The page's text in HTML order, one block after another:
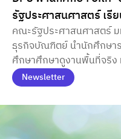
รัฐประศาสนศาสตร์ เรี
จัดการสาธารณะสมัยให
แหลมฉบัง–สวนนงนุช เ
ภาครัฐ–เอกชน
คณะรัฐประศาสนศาสตร์
ธุรกิจบัณฑิตย์ นำนักศึกษ
ศึกษาศึกษาดูงานพื้นที่จริง
ทฤษฎีสู่การจัดการสาธารณ
Newsletter